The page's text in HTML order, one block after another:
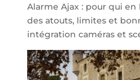
sécurisé
à
l’aéroport
de
Charleroi
Alarme Ajax : pour qui
des atouts, limites et
intégration caméras et